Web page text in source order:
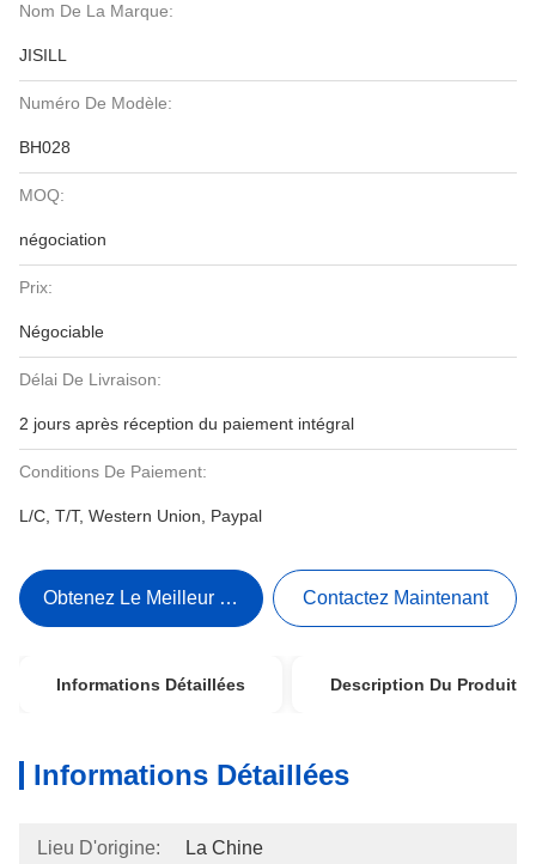
Nom De La Marque:
JISILL
Numéro De Modèle:
BH028
MOQ:
négociation
Prix:
Négociable
Délai De Livraison:
2 jours après réception du paiement intégral
Conditions De Paiement:
L/C, T/T, Western Union, Paypal
Obtenez Le Meilleur Prix Contactez Maintenant
Informations Détaillées Description Du Produit
Informations Détaillées
Lieu D'origine: La Chine